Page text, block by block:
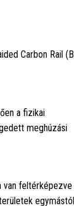
Carbon Rail
a fizikai
meghúzási
van feltérképezve
egymástól